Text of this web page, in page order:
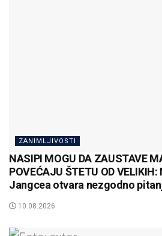
ZANIMLJIVOSTI
NASIPI MOGU DA ZAUSTAVE
POVEĆAJU ŠTETU OD
Jangcea otvara nezgodno
10.08.2026